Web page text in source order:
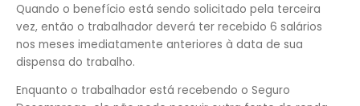
Quando o benefício está sendo solicitado pela terceira
vez, então o trabalhador deverá ter recebido 6 salários
nos meses imediatamente anteriores à data de sua
dispensa do trabalho.
Enquanto o trabalhador está recebendo o Seguro